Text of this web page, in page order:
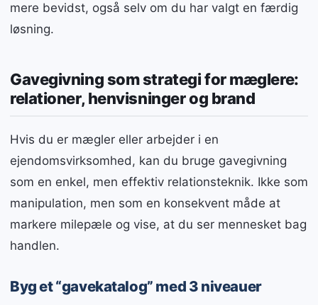
mere bevidst, også selv om du har valgt en færdig
løsning.
Gavegivning som strategi for mæglere:
relationer, henvisninger og brand
Hvis du er mægler eller arbejder i en
ejendomsvirksomhed, kan du bruge gavegivning
som en enkel, men effektiv relationsteknik. Ikke som
manipulation, men som en konsekvent måde at
markere milepæle og vise, at du ser mennesket bag
handlen.
Byg et “gavekatalog” med 3 niveauer